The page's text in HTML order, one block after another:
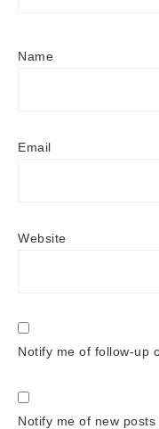
Name
Email
Website
Notify me of follow-up
Notify me of new posts